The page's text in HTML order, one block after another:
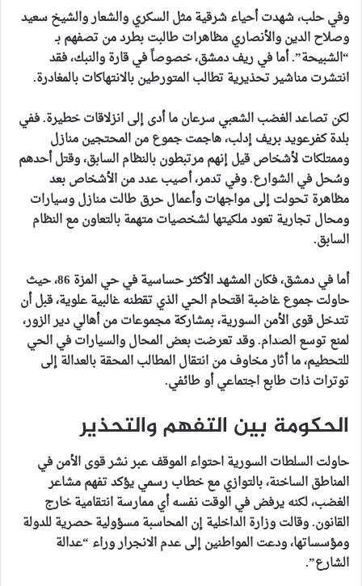
وفي حلب، شهدت أحياء شرقية مثل السكري والشعار والشيخ سعيد
وصلاح الدين والأنصاري مظاهرات طالبت بطرد من تصفهم بـ
“الشبيحة”. أما في ريف دمشق، خصوصاً في قارة والنبك، فقد
انتشرت مناشير تحذيرية تطالب المتورطين بالانتهاكات بالمغادرة.
لكن تصاعد الغضب الشعبي سرعان ما أدى إلى انزلاقات خطيرة. ففي
بلدة كفرعويد بريف إدلب، هاجمت جموع من المحتجين منازل
وممتلكات لأشخاص قيل إنهم مرتبطون بالنظام السابق، وقتل أحدهم
وسُحل في الشوارع. وفي تدمر، أصيب عدد من الأشخاص بعد
مظاهرة تحولت إلى مواجهات وأعمال حرق طالت منازل وسيارات
ومحال تجارية تعود ملكيتها لشخصيات متهمة بالتعاون مع النظام
السابق.
أما في دمشق، فكان المشهد الأكثر حساسية في حي المزة 86، حيث
حاولت جموع غاضبة اقتحام الحي الذي تقطنه غالبية علوية، قبل أن
تتدخل قوى الأمن السورية، بمشاركة مجموعات من أهالي دير الزور،
لمنع توسع الصدام. وقد تعرضت بعض المحال والسيارات في الحي
للتحطيم، ما أثار مخاوف من انتقال المطالب المحقة بالعدالة إلى
توترات ذات طابع اجتماعي أو طائفي.
الحكومة بين التفهم والتحذير
حاولت السلطات السورية احتواء الموقف عبر نشر قوى الأمن في
المناطق الساخنة، بالتوازي مع خطاب رسمي يؤكد تفهم مشاعر
الغضب، لكنه يرفض في الوقت نفسه أي ممارسة انتقامية خارج
القانون. وقالت وزارة الداخلية إن المحاسبة مسؤولية حصرية للدولة
ومؤسساتها، ودعت المواطنين إلى عدم الانجرار وراء “عدالة
الشارع”.